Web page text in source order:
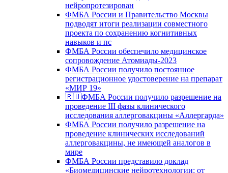
нейропротезирован
ФМБА России и Правительство Москвы
подводят итоги реализации совместного
проекта по сохранению когнитивных
навыков и пс
ФМБА России обеспечило медицинское
сопровождение Атомиады-2023
ФМБА России получило постоянное
регистрационное удостоверение на препарат
«МИР 19»
🇷🇺ФМБА России получило разрешение на
проведение III фазы клинического
исследования аллерговакцины «Аллергарда»
ФМБА России получило разрешение на
проведение клинических исследований
аллерговакцины, не имеющей аналогов в
мире
ФМБА России представило доклад
«Биомедицинские нейротехнологии: от